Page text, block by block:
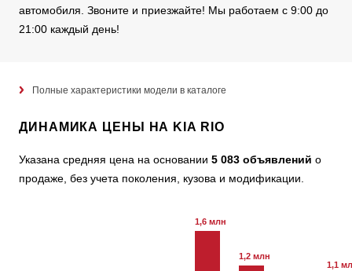
автомобиля. Звоните и приезжайте! Мы работаем с 9:00 до
21:00 каждый день!
Полные характеристики модели в каталоге
ДИНАМИКА ЦЕНЫ НА KIA RIO
Указана средняя цена на основании 5 083 объявлений о
продаже, без учета поколения, кузова и модификации.
1,6 млн
1,2 млн
1,1